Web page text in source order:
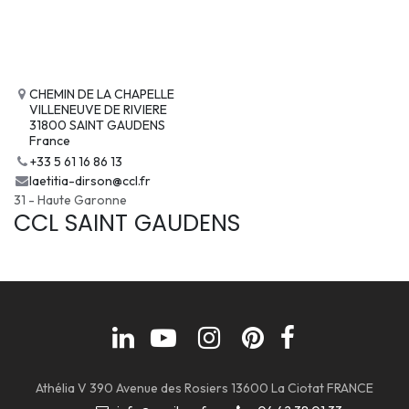
CHEMIN DE LA CHAPELLE
VILLENEUVE DE RIVIERE
31800 SAINT GAUDENS
France
+33 5 61 16 86 13
laetitia-dirson@ccl.fr
31 - Haute Garonne
CCL SAINT GAUDENS
Athélia V 390 Avenue des Rosiers 13600 La Ciotat FRANCE